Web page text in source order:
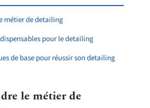
métier de detailing
pour le detailing
de base pour réussir son detailing
le métier de